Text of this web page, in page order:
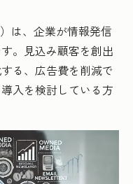
は、企業が情報発信
。見込み顧客を創出
る、広告費を削減で
入を検討している方